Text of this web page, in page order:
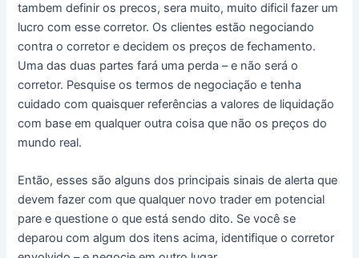
tambem definir os precos, sera muito, muito dificil fazer um
lucro com esse corretor. Os clientes estão negociando
contra o corretor e decidem os preços de fechamento.
Uma das duas partes fará uma perda – e não será o
corretor. Pesquise os termos de negociação e tenha
cuidado com quaisquer referências a valores de liquidação
com base em qualquer outra coisa que não os preços do
mundo real.
Então, esses são alguns dos principais sinais de alerta que
devem fazer com que qualquer novo trader em potencial
pare e questione o que está sendo dito. Se você se
deparou com algum dos itens acima, identifique o corretor